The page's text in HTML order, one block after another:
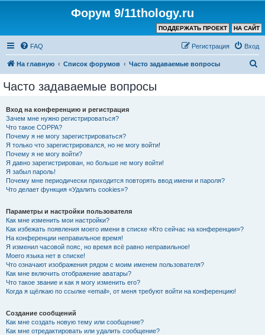
Форум 9/11thology.ru
НА САЙТ
ПОДДЕРЖАТЬ ПРОЕКТ
FAQ Вход
Регистрация
На главную Список форумов Часто задаваемые вопросы
Часто задаваемые вопросы
Вход на конференцию и регистрация
Зачем мне нужно регистрироваться?
Что такое COPPA?
Почему я не могу зарегистрироваться?
Я только что зарегистрировался, но не могу войти!
Почему я не могу войти?
Я давно зарегистрирован, но больше не могу войти!
Я забыл пароль!
Почему мне периодически приходится повторять ввод имени и пароля?
Что делает функция «Удалить cookies»?
Параметры и настройки пользователя
Как мне изменить мои настройки?
Как избежать появления моего имени в списке «Кто сейчас на конференции»?
На конференции неправильное время!
Я изменил часовой пояс, но время всё равно неправильное!
Моего языка нет в списке!
Что означают изображения рядом с моим именем пользователя?
Как мне включить отображение аватары?
Что такое звание и как я могу изменить его?
Когда я щёлкаю по ссылке «email», от меня требуют войти на конференцию!
Создание сообщений
Как мне создать новую тему или сообщение?
Как мне отредактировать или удалить сообщение?